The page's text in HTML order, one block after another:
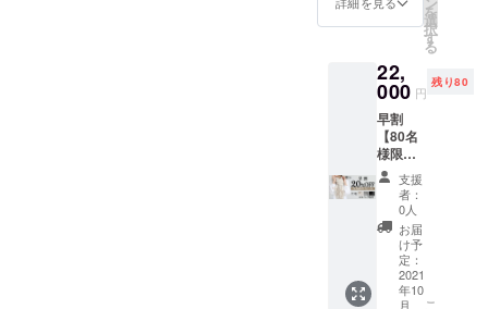
早急に
ご連絡
100%
サイ
ズ:W60
ｘ
H180(c
m) 重
量:約
200g ※
モニ
ター環
境によ
り実際
の商品
の色合
ベー
ジュ ・
ライト
グレー
・ブ
ラック
━ 仕様
━ 素材:
ベビー
アルパ
カ100%
サイ
ズ:W60
円
→20,62
（税・
送料
込） 配
送時
期：
2021年
10月頃
予定
【内
容】 下
記2色の
中か
ら、お
好きな1
を
選
択
す
る
22,
000 円
残り80
早割
【80名
様限
定！
20％OF
CLASIC
Oストー
ル １枚
+ エコ
バッグ
支援
者：
0人
お届
け予
定：
2021
年10
月
こ